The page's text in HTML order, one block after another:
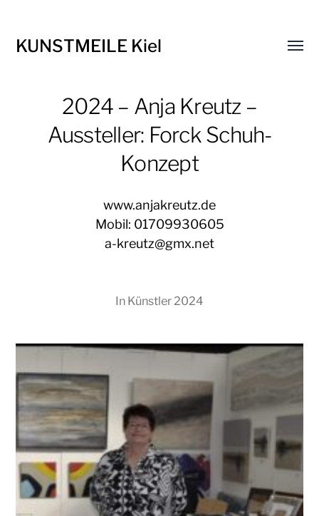
KUNSTMEILE Kiel
Menü
2024 – Anja Kreutz –
Aussteller: Forck Schuh-
Konzept
www.anjakreutz.de
Mobil: 01709930605
a-kreutz@gmx.net
In Künstler 2024